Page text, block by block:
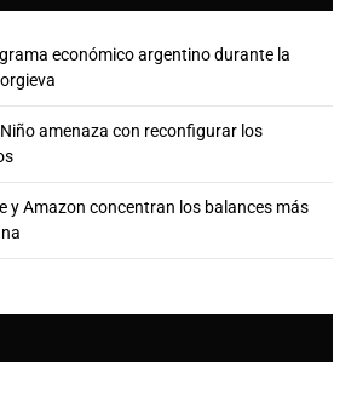
económico argentino durante la
amenaza con reconfigurar los
y Amazon concentran los balances más